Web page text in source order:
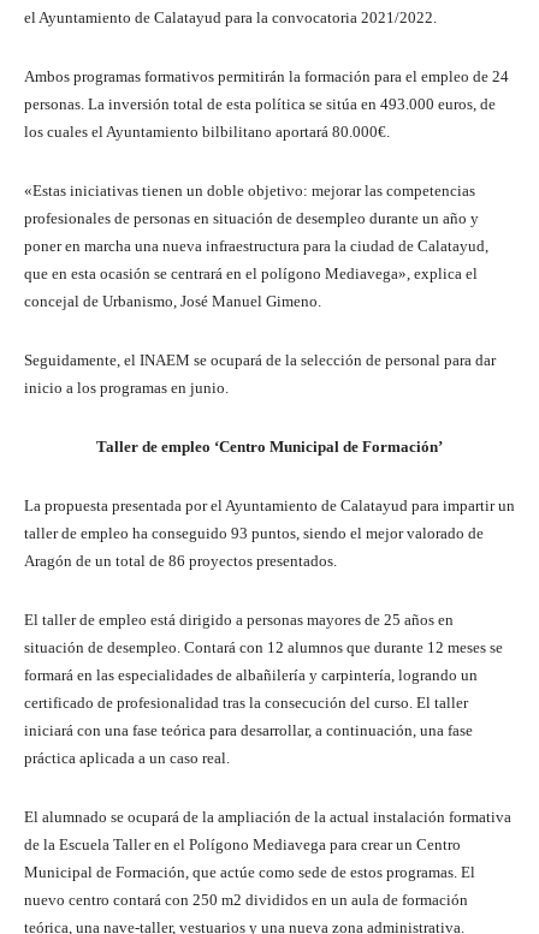
el Ayuntamiento de Calatayud para la convocatoria 2021/2022.
Ambos programas formativos permitirán la formación para el empleo de 24
personas. La inversión total de esta política se sitúa en 493.000 euros, de
los cuales el Ayuntamiento bilbilitano aportará 80.000€.
«Estas iniciativas tienen un doble objetivo: mejorar las competencias
profesionales de personas en situación de desempleo durante un año y
poner en marcha una nueva infraestructura para la ciudad de Calatayud,
que en esta ocasión se centrará en el polígono Mediavega», explica el
concejal de Urbanismo, José Manuel Gimeno.
Seguidamente, el INAEM se ocupará de la selección de personal para dar
inicio a los programas en junio.
Taller de empleo ‘Centro Municipal de Formación’
La propuesta presentada por el Ayuntamiento de Calatayud para impartir un
taller de empleo ha conseguido 93 puntos, siendo el mejor valorado de
Aragón de un total de 86 proyectos presentados.
El taller de empleo está dirigido a personas mayores de 25 años en
situación de desempleo. Contará con 12 alumnos que durante 12 meses se
formará en las especialidades de albañilería y carpintería, logrando un
certificado de profesionalidad tras la consecución del curso. El taller
iniciará con una fase teórica para desarrollar, a continuación, una fase
práctica aplicada a un caso real.
El alumnado se ocupará de la ampliación de la actual instalación formativa
de la Escuela Taller en el Polígono Mediavega para crear un Centro
Municipal de Formación, que actúe como sede de estos programas. El
nuevo centro contará con 250 m2 divididos en un aula de formación
teórica, una nave-taller, vestuarios y una nueva zona administrativa.